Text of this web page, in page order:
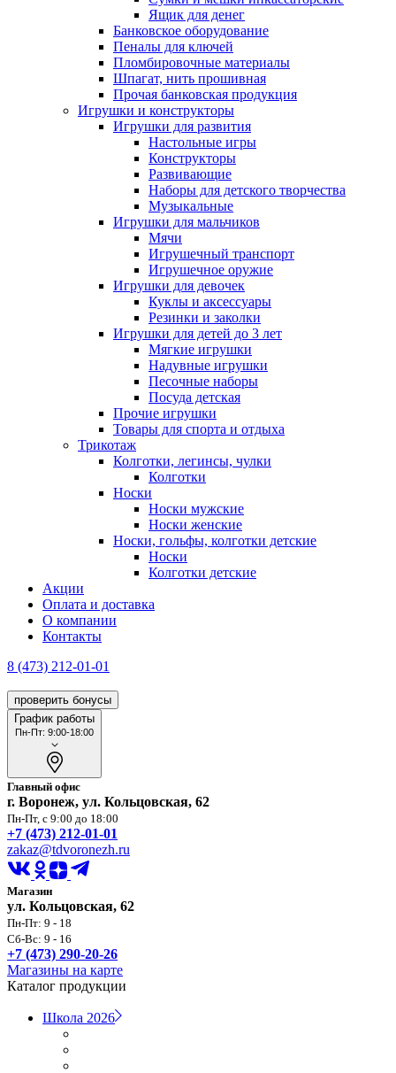
Ящик для денег
Банковское оборудование
Пеналы для ключей
Пломбировочные материалы
Шпагат, нить прошивная
Прочая банковская продукция
Игрушки и конструкторы
Игрушки для развития
Настольные игры
Конструкторы
Развивающие
Наборы для детского творчества
Музыкальные
Игрушки для мальчиков
Мячи
Игрушечный транспорт
Игрушечное оружие
Игрушки для девочек
Куклы и аксессуары
Резинки и заколки
Игрушки для детей до 3 лет
Мягкие игрушки
Надувные игрушки
Песочные наборы
Посуда детская
Прочие игрушки
Товары для спорта и отдыха
Трикотаж
Колготки, легинсы, чулки
Колготки
Носки
Носки мужские
Носки женские
Носки, гольфы, колготки детские
Носки
Колготки детские
Акции
Оплата и доставка
О компании
Контакты
8 (473) 212-01-01
проверить бонусы
График работы
Пн-Пт: 9:00-18:00
Главный офис
г. Воронеж, ул. Кольцовская, 62
Пн-Пт, с 9:00 до 18:00
+7 (473) 212-01-01
zakaz@tdvoronezh.ru
Магазин
ул. Кольцовская, 62
Пн-Пт: 9 - 18
Сб-Вс: 9 - 16
+7 (473) 290-20-26
Магазины на карте
Каталог продукции
Школа 2026